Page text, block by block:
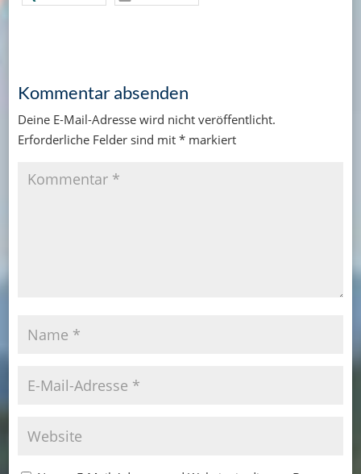
Kommentar absenden
Deine E-Mail-Adresse wird nicht veröffentlicht.
Erforderliche Felder sind mit *markiert